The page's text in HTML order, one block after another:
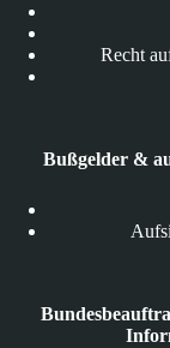
Recht
Bußgelder &